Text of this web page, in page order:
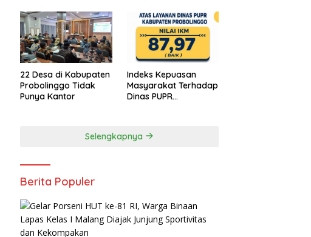
22 Desa di Kabupaten
Probolinggo Tidak
Punya Kantor
Indeks Kepuasan
Masyarakat Terhadap
Dinas PUPR
Selengkapnya
Berita Populer